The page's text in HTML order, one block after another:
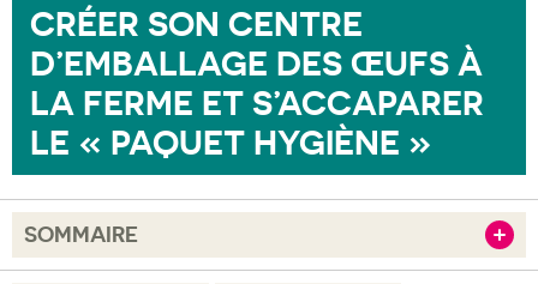
CRÉER SON CENTRE
D’EMBALLAGE DES ŒUFS À
LA FERME ET S’ACCAPARER
LE « PAQUET HYGIÈNE »
SOMMAIRE